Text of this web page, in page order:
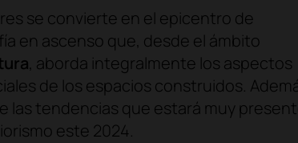
se convierte en el epicentro de
en ascenso que, desde el ámbito
, aborda integralmente los aspectos
de los espacios construidos.
las tendencias que estará muy
este 2024.